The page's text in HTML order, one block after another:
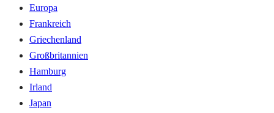
Europa
Frankreich
Griechenland
Großbritannien
Hamburg
Irland
Japan